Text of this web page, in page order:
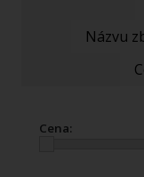
Názvu
Cena: